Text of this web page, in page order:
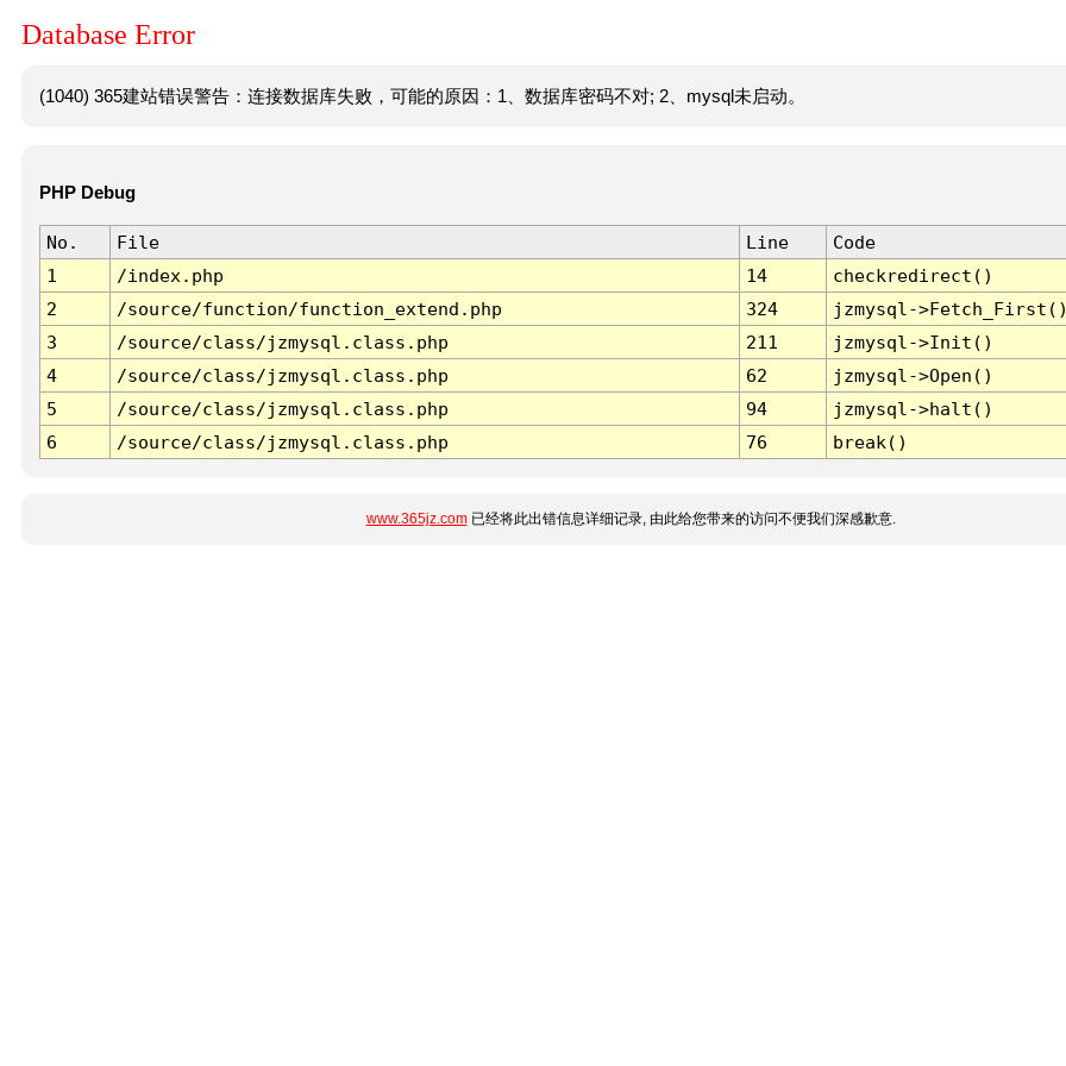
Database Error
(1040) 365建站错误警告：连接数据库失败，可能的原因：1、数据库密码不对; 2、mysql未启动。
PHP Debug
No. File Line
Code
1
/index.php 14
checkredirect()
2
/source/function/function_extend.php 324
jzmysql-
3
/source/class/jzmysql.class.php 211
jzmysql->Init()
4
/source/class/jzmysql.class.php 62
jzmysql->Open()
5
/source/class/jzmysql.class.php 94
jzmysql->halt()
6
/source/class/jzmysql.class.php 76 break()
www.365jz.com已经将此出错信息详细记录, 由此给您带来的访问不便我们深感歉意.